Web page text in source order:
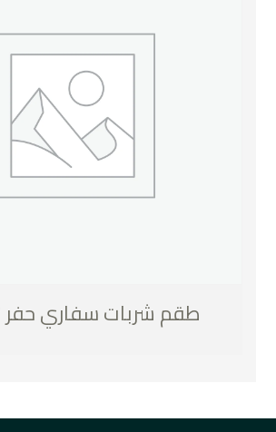
طقم شربات سفاري حفر 7 قطع